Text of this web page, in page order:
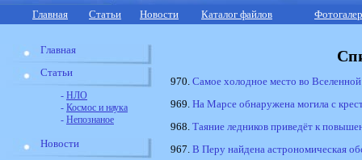
Главная Статьи Новости Каталог файлов
Главная
Статьи
- НЛО
- Космос и наука
- Непознаное
Новости
970. Самое холодное место во Вселенной
969. На Марсе обнаружена могила с
968. Таяние ледников приведёт к
967. В Перу найдена астрономическая